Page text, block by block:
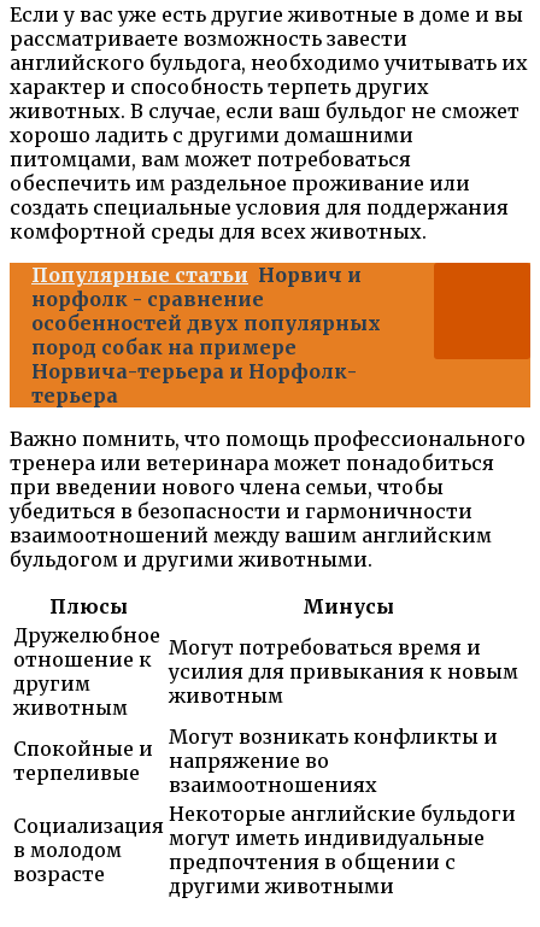
Если у вас уже есть другие животные в доме и вы
рассматриваете возможность завести
английского бульдога, необходимо учитывать их
характер и способность терпеть других
животных. В случае, если ваш бульдог не сможет
хорошо ладить с другими домашними
питомцами, вам может потребоваться
обеспечить им раздельное проживание или
создать специальные условия для поддержания
комфортной среды для всех животных.
Популярные статьи Норвич и
норфолк - сравнение
особенностей двух популярных
пород собак на примере
Норвича-терьера и Норфолк-
терьера
Важно помнить, что помощь профессионального
тренера или ветеринара может понадобиться
при введении нового члена семьи, чтобы
убедиться в безопасности и гармоничности
взаимоотношений между вашим английским
бульдогом и другими животными.
Плюсы
Минусы
Дружелюбное
отношение к
другим
животным
Могут потребоваться время и
усилия для привыкания к новым
животным
Спокойные и
терпеливые
Могут возникать конфликты и
напряжение во
взаимоотношениях
Социализация
в молодом
возрасте
Некоторые английские бульдоги
могут иметь индивидуальные
предпочтения в общении с
другими животными